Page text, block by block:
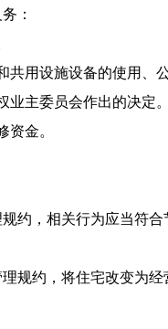
：
设施设备的使用、公
主委员会作出的决定。
金。
，相关行为应当符合
约，将住宅改变为经